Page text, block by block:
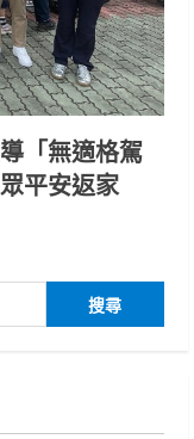
「無適格駕
平安返家